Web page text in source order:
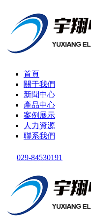
首頁
關于我們
新聞中心
產品中心
案例展示
人力資源
聯系我們
029-84530191